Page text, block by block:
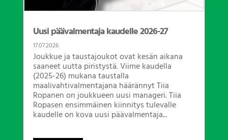
Uusi päävalmentaja kaudelle 2026-27
17.07.2026
Joukkue ja taustajoukot ovat kesän aikana
saaneet uutta piristystä. Viime kaudella
(2025-26) mukana taustalla
maalivahtivalmentajana häärännyt Tiia
Ropanen on joukkueen uusi manageri. Tiia
Ropasen ensimmäinen kiinnitys tulevalle
kaudelle on kova uusi päävalmentaja...